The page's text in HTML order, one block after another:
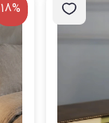
18%